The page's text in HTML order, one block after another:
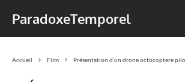
ParadoxeTemporel
Accueil Film Présentation d’un drone octocoptere